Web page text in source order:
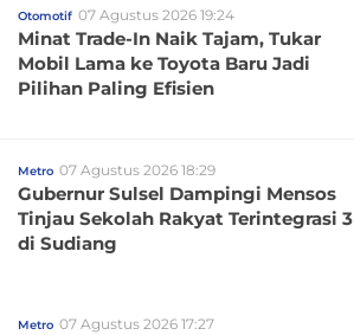
Otomotif 07 Agustus 2026 19:24
Minat Trade-In Naik Tajam, Tukar
Mobil Lama ke Toyota Baru Jadi
Pilihan Paling Efisien
Metro 07 Agustus 2026 18:29
Gubernur Sulsel Dampingi Mensos
Tinjau Sekolah Rakyat Terintegrasi 3
di Sudiang
Metro 07 Agustus 2026 17:27